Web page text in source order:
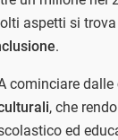
aspetti si
.
cominciare dalle
, che
ed